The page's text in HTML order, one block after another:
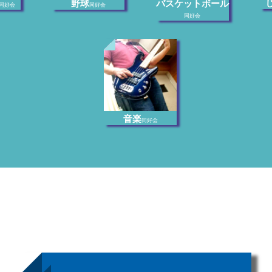
同好会 野球同好会 バスケットボール
同好会
音楽同好会